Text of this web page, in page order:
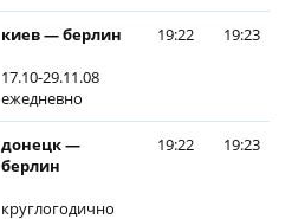
киев — берлин
17.10-29.11.08
ежедневно
19:22 19:23
донецк —
берлин
круглогодично
19:22 19:23